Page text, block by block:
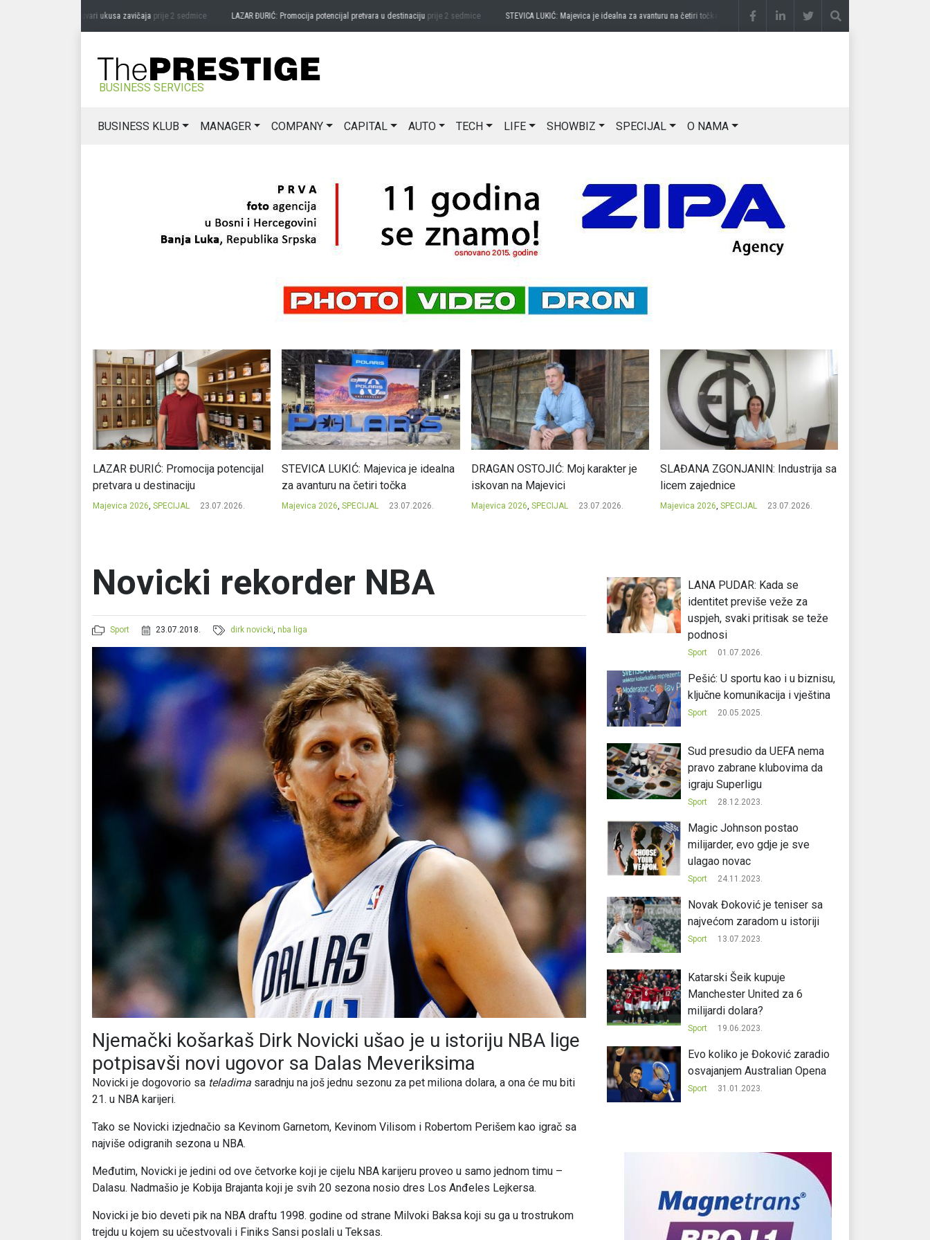
MIĆANOVIĆ: Čuvari ukusa zavičajaprije 2 sedmice LAZAR ĐURIĆ: Promocija potencijal pretvara u destinacijuprije 2 sedmice STEVICA LUKIĆ: Majevica je idealna za avanturu na četiri točkaprije 2 sedmice DRAGAN OSTOJIĆ: Moj karakter je
BUSINESS SERVICES
BUSINESS KLUB MANAGER COMPANY CAPITAL AUTO TECH LIFE SHOWBIZ SPECIJAL O NAMA
LAZAR ĐURIĆ: Promocija potencijal
pretvara u destinaciju
Majevica 2026, SPECIJAL 23.07.2026.
STEVICA LUKIĆ: Majevica je idealna
za avanturu na četiri točka
Majevica 2026, SPECIJAL 23.07.2026.
DRAGAN OSTOJIĆ: Moj karakter je
iskovan na Majevici
Majevica 2026, SPECIJAL 23.07.2026.
SLAĐANA ZGONJANIN: Industrija sa
licem zajednice
Majevica 2026, SPECIJAL 23.07.2026.
Novicki rekorder NBA
Sport 23.07.2018. dirk novicki,nba liga
Njemački košarkaš Dirk Novicki ušao je u istoriju NBA lige
potpisavši novi ugovor sa Dalas Meveriksima
Novicki je dogovorio sa teladima saradnju na još jednu sezonu za pet miliona dolara, a ona će mu biti
21. u NBA karijeri.
Tako se Novicki izjednačio sa Kevinom Garnetom, Kevinom Vilisom i Robertom Perišem kao igrač sa
najviše odigranih sezona u NBA.
Međutim, Novicki je jedini od ove četvorke koji je cijelu NBA karijeru proveo u samo jednom timu –
Dalasu. Nadmašio je Kobija Brajanta koji je svih 20 sezona nosio dres Los Anđeles Lejkersa.
Novicki je bio deveti pik na NBA draftu 1998. godine od strane Milvoki Baksa koji su ga u trostrukom
trejdu u kojem su učestvovali i Finiks Sansi poslali u Teksas.
LANA PUDAR: Kada se
identitet previše veže za
uspjeh, svaki pritisak se teže
podnosi
Sport 01.07.2026.
Pešić: U sportu kao i u biznisu,
ključne komunikacija i vještina
Sport 20.05.2025.
Sud presudio da UEFA nema
pravo zabrane klubovima da
igraju Superligu
Sport 28.12.2023.
Magic Johnson postao
milijarder, evo gdje je sve
ulagao novac
Sport 24.11.2023.
Novak Đoković je teniser sa
najvećom zaradom u istoriji
Sport 13.07.2023.
Katarski Šeik kupuje
Manchester United za 6
milijardi dolara?
Sport 19.06.2023.
Evo koliko je Đoković zaradio
osvajanjem Australian Opena
Sport 31.01.2023.